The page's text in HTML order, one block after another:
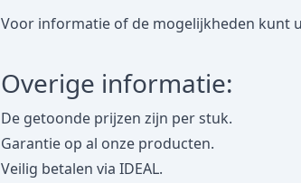
Voor informatie of de mogelijkheden kunt
Overige informatie:
De getoonde prijzen zijn per stuk.
Garantie op al onze producten.
Veilig betalen via IDEAL.